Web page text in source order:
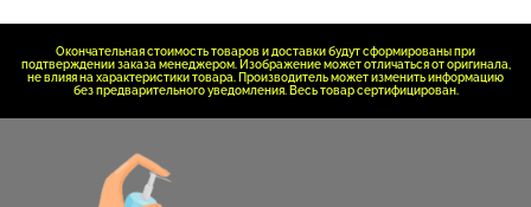
Окончательная стоимость товаров и доставки будут сформированы при
подтверждении заказа менеджером. Изображение может отличаться от оригинала,
не влияя на характеристики товара. Производитель может изменить информацию
без предварительного уведомления. Весь товар сертифицирован.